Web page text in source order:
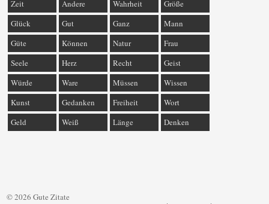
Zeit
Andere Wahrheit
Größe
Glück
Gut Ganz
Mann
Güte
Können Natur
Frau
Seele
Herz Recht
Geist
Würde
Ware Müssen
Wissen
Kunst
Gedanken Freiheit
Wort
Geld
Weiß Länge Denken
© 2026 Gute Zitate